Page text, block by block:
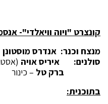
קונצרט "ויוה וויאלדי"-
מנצח וכנר: אנדרס מוסטונן
סולנים: איריס אויה
ברק טל – כינור
בתוכנית: